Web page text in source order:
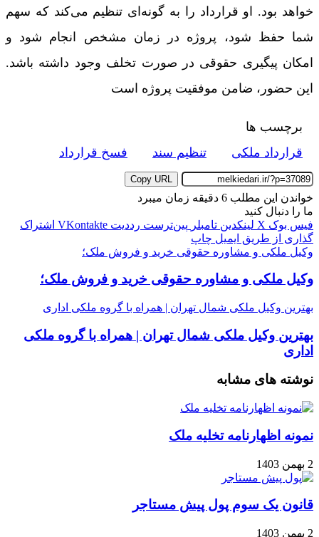
خواهد بود. او قرارداد را به گونه‌ای تنظیم می‌کند که سهم
شما حفظ شود، پروژه در زمان مشخص انجام شود و
امکان پیگیری حقوقی در صورت تخلف وجود داشته باشد.
این حضور، ضامن موفقیت پروژه است
برچسب ها
قرارداد ملکی
تنظیم سند فسخ قرارداد
Copy URL
خواندن این مطلب 6 دقیقه زمان میبرد
ما را دنبال کنید
فیس بوک X لینکدین ‫تامبلر ‫پین‌ترست ‫رددیت ‫VKontakte اشتراک
گذاری از طریق ایمیل چاپ
وکیل ملکی و مشاوره حقوقی خرید و فروش ملک؛
وکیل ملکی و مشاوره حقوقی خرید و فروش ملک؛
بهترین وکیل ملکی شمال تهران | همراه با گروه ملکی اداری
بهترین وکیل ملکی شمال تهران | همراه با گروه ملکی
اداری
نوشته های مشابه
نمونه اظهارنامه تخلیه ملک
2 بهمن 1403
قانون یک سوم پول پیش مستاجر
2 بهمن 1403